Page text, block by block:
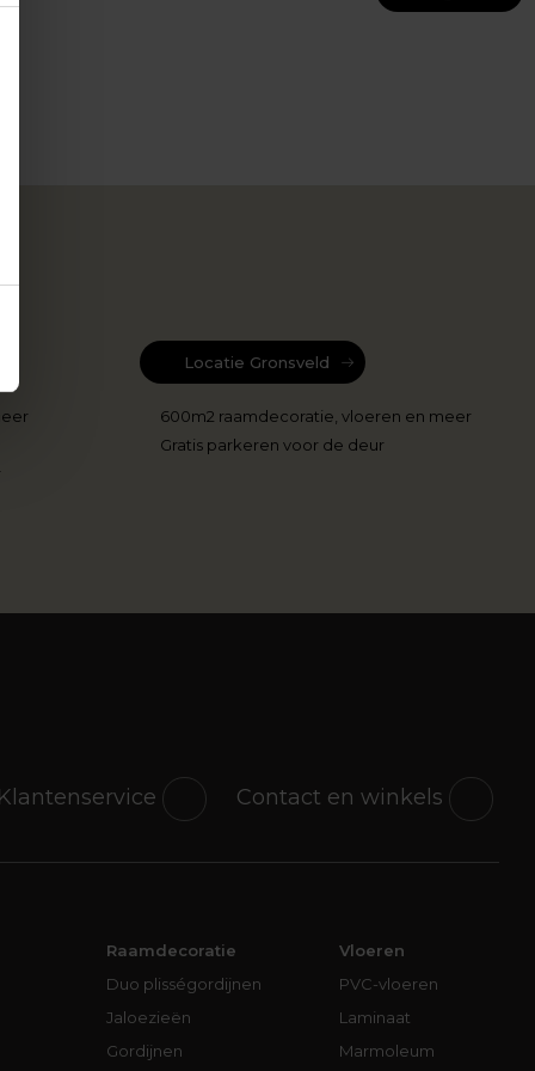
Locatie Gronsveld
600m2 raamdecoratie, vloeren en meer
Gratis parkeren voor de deur
Contact en winkels
Klantenservice
Raamdecoratie
Duo plisségordijnen
Jaloezieën
Gordijnen
Vloeren
PVC-vloeren
Laminaat
Marmoleum